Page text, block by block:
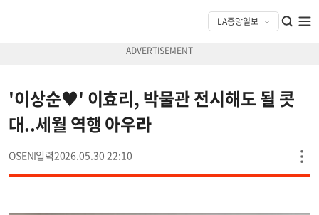
'이상순♥' 이효리, 박물관 전시해도 될 콧
대..세월 역행 아우라
OSEN 2026.05.30 22:10